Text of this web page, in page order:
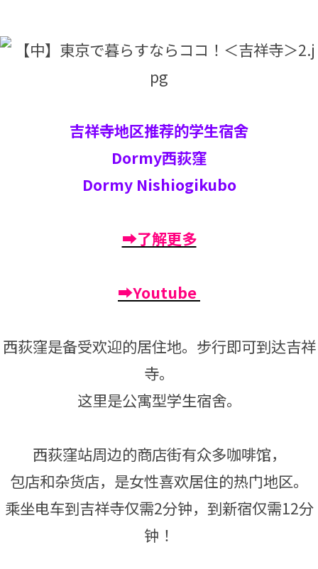
吉祥寺地区推荐的学生宿舍
Dormy西荻窪
Dormy Nishiogikubo
➡了解更多
➡Youtube
西荻窪是备受欢迎的居住地。步行即可到达吉祥
寺。
这里是公寓型学生宿舍。
西荻窪站周边的商店街有众多咖啡馆，
包店和杂货店，是女性喜欢居住的热门地区。
乘坐电车到吉祥寺仅需2分钟，到新宿仅需12分
钟！